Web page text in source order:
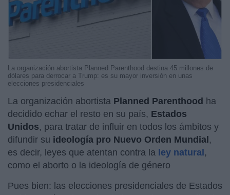
La organización abortista Planned Parenthood destina 45 millones de
dólares para derrocar a Trump: es su mayor inversión en unas
elecciones presidenciales
La organización abortista Planned Parenthood ha
decidido echar el resto en su país, Estados
Unidos, para tratar de influir en todos los ámbitos y
difundir su ideología pro Nuevo Orden Mundial,
es decir, leyes que atentan contra la ley natural,
como el aborto o la ideología de género
Pues bien: las elecciones presidenciales de Estados